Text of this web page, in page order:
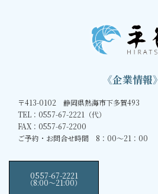
《企業情報》
〒413-0102 静岡県熱海市下多賀493
TEL：0557-67-2221（代）
FAX：0557-67-2200
ご予約・お問合せ時間 8：00～21：00
0557-67-2221
（8:00〜21:00）